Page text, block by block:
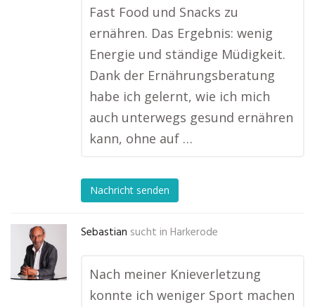
Fast Food und Snacks zu
ernähren. Das Ergebnis: wenig
Energie und ständige Müdigkeit.
Dank der Ernährungsberatung
habe ich gelernt, wie ich mich
auch unterwegs gesund ernähren
kann, ohne auf …
Nachricht senden
Sebastian sucht in Harkerode
Nach meiner Knieverletzung
konnte ich weniger Sport machen